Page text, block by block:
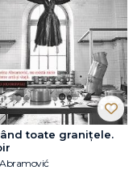
toate graniţele.